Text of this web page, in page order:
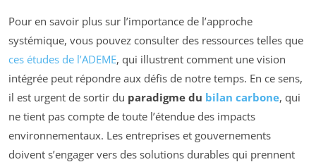
Pour en savoir plus sur l’importance de l’approche
systémique, vous pouvez consulter des ressources telles que
ces études de l’ADEME, qui illustrent comment une vision
intégrée peut répondre aux défis de notre temps. En ce sens,
il est urgent de sortir du paradigme du bilan carbone, qui
ne tient pas compte de toute l’étendue des impacts
environnementaux. Les entreprises et gouvernements
doivent s’engager vers des solutions durables qui prennent